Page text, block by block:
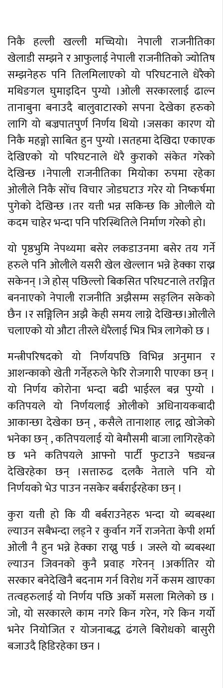
निकै हल्ली खल्ली मच्चियो। नेपाली राजनीतिका
खेलाडी सम्झने र आफुलाई नेपाली राजनीतिको ज्योतिष
सम्झनेहरु पनि तिलमिलाएको यो परिघटनाले धेरैको
मथिङगल घुमाइदिन पुग्यो ।ओली सरकारलाई ढाल्न
तानाबुना बनाउदै बालुवाटारको सपना देखेका हरुको
लागि यो बज्रपातपुर्ण निर्णय थियो ।जसका कारण यो
निकै महङ्गो साबित हुन पुग्यो ।सतहमा देखिदा एकाएक
देखिएको यो परिघटनाले धेरै कुराको संकेत गरेको
देखिन्छ ।नेपाली राजनीतिका मियोका रुपमा रहेका
ओलीले निकै सोंच विचार जोडघटाउ गरेर यो निष्कर्षमा
पुगेको देखिन्छ ।तर यत्ती भन्न सकिन्छ कि ओलीले यो
कदम चाहेर भन्दा पनि परिस्थितिले निर्माण गरेको हो।
यो पृष्ठभुमि नेपथ्यमा बसेर लकडाउनमा बसेर तय गर्ने
हरुले पनि ओलीले यसरी खेल खेल्लान भन्ने हेक्का राख्न
सकेनन् ।जे होस् पछिल्लो बिकसित परिघटनाले तरङ्गित
बननाएको नेपाली राजनीति अझैसम्म सङ्लिन सकेको
छैन ।र सङ्गिलिन अझै केही समय लाग्ने देखिन्छ।ओलीले
चलाएको यो औटा तीरले धेरैलाई भित्र भित्र लागेको छ ।
मन्त्रीपरिषदको यो निर्णयपछि विभिन्न अनुमान र
आशन्काको खेती गर्नेहरुले फेरि रोजगारी पाएका छन् ।
यो निर्णय कोरोना भन्दा बढी भाईरल बन्न पुग्यो ।
कतिपयले यो निर्णयलाई ओलीको अधिनायकबादी
आकान्छा देखेका छन् , कसैले तानाशाह लाद्न खोजेको
भनेका छन् , कतिपयलाई यो बेमौसमी बाजा लागिरहेको
छ भने कतिपयले आफ्नो पार्टी फुटाउने षड्यन्त्र
देखिरहेका छन् ।सत्तारुढ दलकै नेताले पनि यो
निर्णयको भेउ पाउन नसकेर बर्बराईरहेका छन् ।
कुरा यत्ती हो कि यी बर्बराउनेहरु भन्दा यो ब्यबस्था
ल्याउन सबैभन्दा लड्ने र कुर्वान गर्ने राजनेता केपी शर्मा
ओली नै हुन भन्ने हेक्का राख्नु पर्छ । जस्ले यो ब्यबस्था
ल्याउन जिवनको कुनै प्रवाह गरेनन् ।अर्कातिर यो
सरकार बनेदेखिनै बदनाम गर्न विरोध गर्ने कसम खाएका
तत्वहरुलाई यो निर्णय पछि अर्को मसला मिलेको छ ।
जो, यो सरकारले काम नगरे किन गरेन, गरे किन गर्यो
भनेर नियोजित र योजनाबद्ध ढंगले बिरोधको बासुरी
बजाउदै हिडिरहेका छन ।